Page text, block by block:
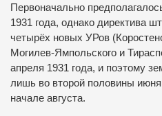
Первоначально
1931 года, однако директива
четырёх новых УРов (
Могилев-Ямпольского и
апреля 1931 года, и поэтому
лишь во второй половины
начале августа.